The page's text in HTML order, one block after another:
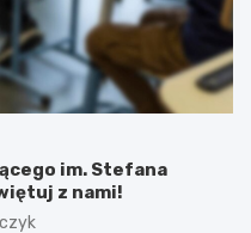
im. Stefana
z nami!